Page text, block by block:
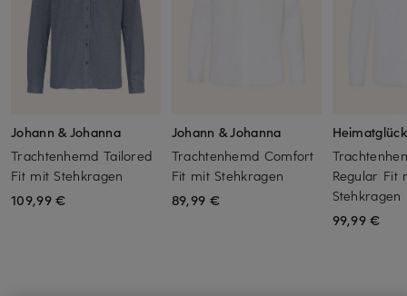
Johann & Johanna
Trachtenhemd Tailored
Fit mit Stehkragen
109,99 €
Johann & Johanna
Trachtenhemd Comfort
Fit mit Stehkragen
89,99 €
Regular Fit
Stehkragen
99,99 €